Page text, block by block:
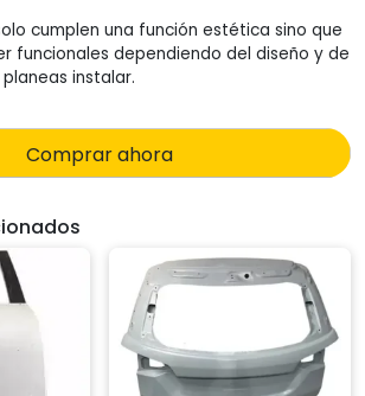
cumplen una función estética sino que
funcionales dependiendo del diseño y de
instalar.
Comprar ahora